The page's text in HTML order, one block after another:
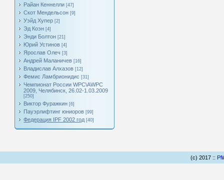
Райан Кеннелли [47]
Скот Мендельсон [9]
Уэйд Хупер [2]
Эд Коэн [4]
Энди Болтон [21]
Юрий Устинов [4]
Ярослав Олеч [3]
Андрей Маланичев [16]
Владислав Алхазов [12]
Фемис Ламбрионидис [31]
Чемпионат России WPC\AWPC
2009, Челябинск, 26.02-1.03.2009
[250]
Виктор Фуражкин [6]
Пауэрлифтинг юниоров [99]
Федерация IPF 2002 год [40]
(c) 2017 :: Pl